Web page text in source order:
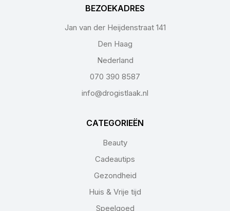
BEZOEKADRES
Jan van der Heijdenstraat 141
Den Haag
Nederland
070 390 8587
info@drogistlaak.nl
CATEGORIEËN
Beauty
Cadeautips
Gezondheid
Huis & Vrije tijd
Speelgoed